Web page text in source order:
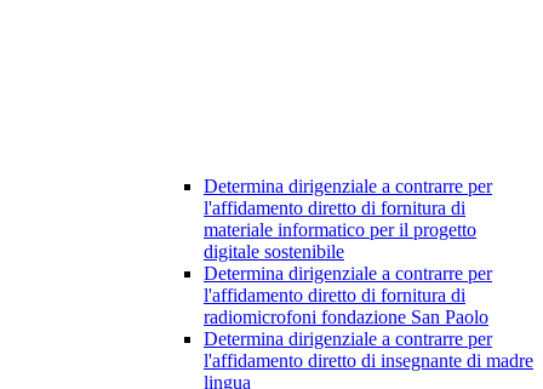
Determina dirigenziale a contrarre per
l'affidamento diretto di fornitura di
materiale informatico per il progetto
digitale sostenibile
Determina dirigenziale a contrarre per
l'affidamento diretto di fornitura di
radiomicrofoni fondazione San Paolo
Determina dirigenziale a contrarre per
l'affidamento diretto di insegnante di madre
lingua